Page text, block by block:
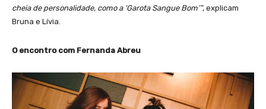
cheia de personalidade, como a ‘Garota Sangue Bom’”, explicam
Bruna e Lívia.
O encontro com Fernanda Abreu